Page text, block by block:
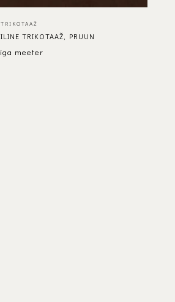
TRIKOTAAŽ
TRIKOTAAŽ, PRUUN
iga meeter